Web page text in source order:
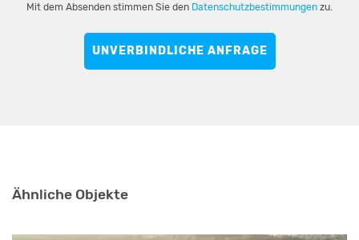
Mit dem Absenden stimmen Sie den Datenschutzbestimmungen zu.
UNVERBINDLICHE ANFRAGE
Ähnliche Objekte